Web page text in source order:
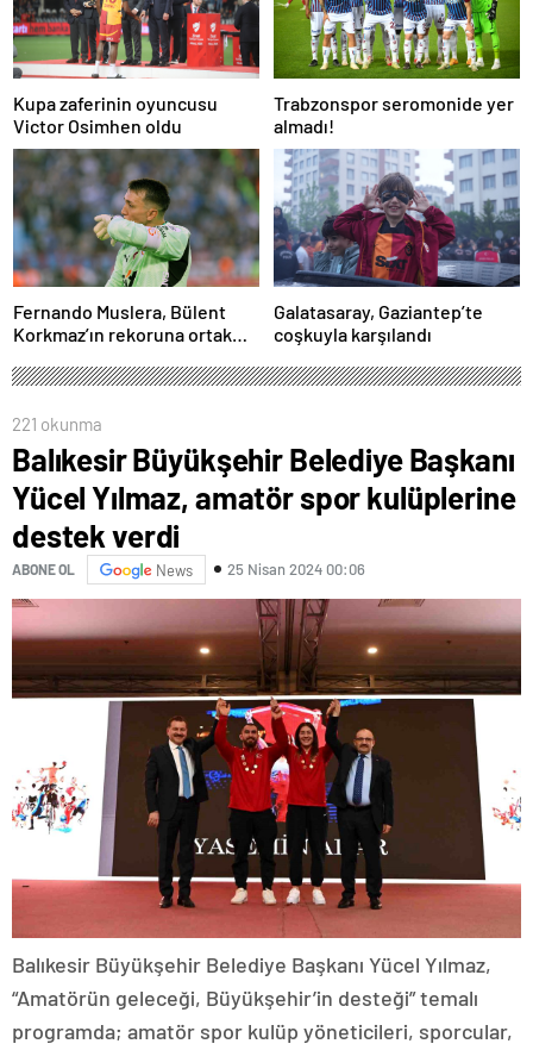
Kupa zaferinin oyuncusu
Victor Osimhen oldu
Trabzonspor seromonide yer
almadı!
Fernando Muslera, Bülent
Korkmaz’ın rekoruna ortak
Galatasaray, Gaziantep’te
coşkuyla karşılandı
221 okunma
Balıkesir Büyükşehir Belediye Başkanı
Yücel Yılmaz, amatör spor kulüplerine
destek verdi
ABONE OL News 25 Nisan 2024 00:06
Balıkesir Büyükşehir Belediye Başkanı Yücel Yılmaz,
“Amatörün geleceği, Büyükşehir’in desteği” temalı
programda; amatör spor kulüp yöneticileri, sporcular,